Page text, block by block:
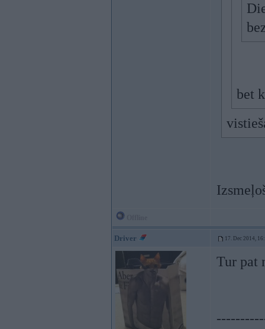
bet
Driver 17. Dec 2014,
Tur pat